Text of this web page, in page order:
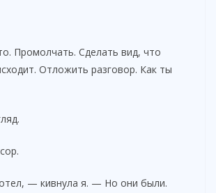
Промолчать. Сделать вид, что
Отложить разговор. Как ты
— кивнула я. — Но они были.